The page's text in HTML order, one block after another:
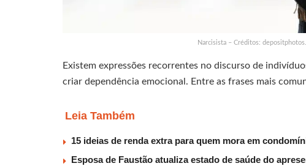
Narcisista – Créditos:
Existem expressões recorrentes no discurso de
criar dependência emocional. Entre as frases mais
Leia Também
15 ideias de renda extra para quem mora em
Esposa de Faustão atualiza estado de saúde do